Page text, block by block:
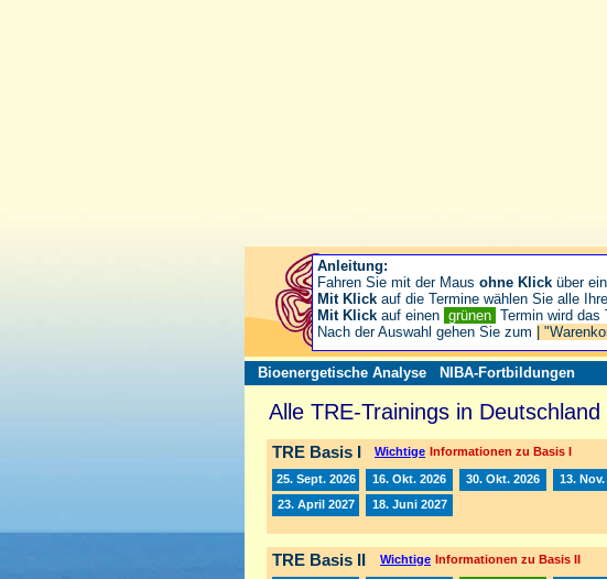
Bioenergetische Analyse NIBA-Fortbildungen
Alle TRE-Trainings in Deutschland
TRE Basis I Wichtige Informationen zu Basis I
25. Sept. 2026 16. Okt. 2026 30. Okt. 2026 13. Nov.
23. April 2027
18. Juni 2027
TRE Basis II Wichtige Informationen zu Basis II
Anleitung:
Fahren Sie mit der Maus ohne Klick über
Mit Klick auf die Termine wählen Sie alle
Mit Klick auf einen grünen Termin wird das
Nach der Auswahl gehen Sie zum
|